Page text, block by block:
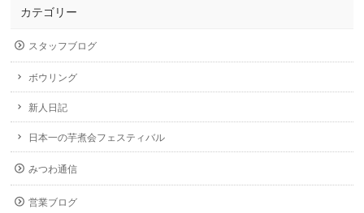
カテゴリー
スタッフブログ
ボウリング
新人日記
日本一の芋煮会フェスティバル
みつわ通信
営業ブログ